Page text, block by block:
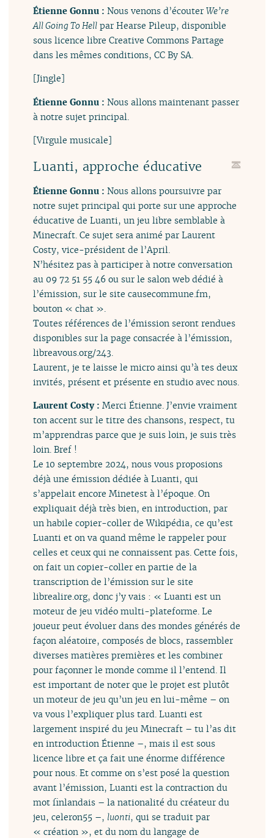
Étienne Gonnu :Nous venons d’écouterWe’re
All Going To Hell par Hearse Pileup, disponible
sous licence libre Creative Commons Partage
dans les mêmes conditions, CC By SA.
[Jingle]
Étienne Gonnu :Nous allons maintenant passer
à notre sujet principal.
[Virgule musicale]
Luanti, approche éducative
Étienne Gonnu :Nous allons poursuivre par
notre sujet principal qui porte sur une approche
éducative de Luanti, un jeu libre semblable à
Minecraft. Ce sujet sera animé par Laurent
Costy, vice-président de l’April.
N’hésitez pas à participer à notre conversation
au 09 72 51 55 46 ou sur le salon web dédié à
l’émission, sur le site causecommune.fm,
bouton « chat ».
Toutes références de l’émission seront rendues
disponibles sur la page consacrée à l’émission,
libreavous.org/243.
Laurent, je te laisse le micro ainsi qu’à tes deux
invités, présent et présente en studio avec nous.
Laurent Costy :Merci Étienne. J’envie vraiment
ton accent sur le titre des chansons, respect, tu
m’apprendras parce que je suis loin, je suis très
loin. Bref !
Le 10 septembre 2024, nous vous proposions
déjà une émission dédiée à Luanti, qui
s’appelait encore Minetest à l’époque. On
expliquait déjà très bien, en introduction, par
un habile copier-coller de Wikipédia, ce qu’est
Luanti et on va quand même le rappeler pour
celles et ceux qui ne connaissent pas. Cette fois,
on fait un copier-coller en partie de la
transcription de l’émission sur le site
librealire.org, donc j’y vais : « Luanti est un
moteur de jeu vidéo multi-plateforme. Le
joueur peut évoluer dans des mondes générés de
façon aléatoire, composés de blocs, rassembler
diverses matières premières et les combiner
pour façonner le monde comme il l’entend. Il
est important de noter que le projet est plutôt
un moteur de jeu qu’un jeu en lui-même – on
va vous l’expliquer plus tard. Luanti est
largement inspiré du jeu Minecraft – tu l’as dit
en introduction Étienne –, mais il est sous
licence libre et ça fait une énorme différence
pour nous. Et comme on s’est posé la question
avant l’émission, Luanti est la contraction du
mot finlandais – la nationalité du créateur du
jeu, celeron55 –, luonti, qui se traduit par
« création », et du nom du langage de